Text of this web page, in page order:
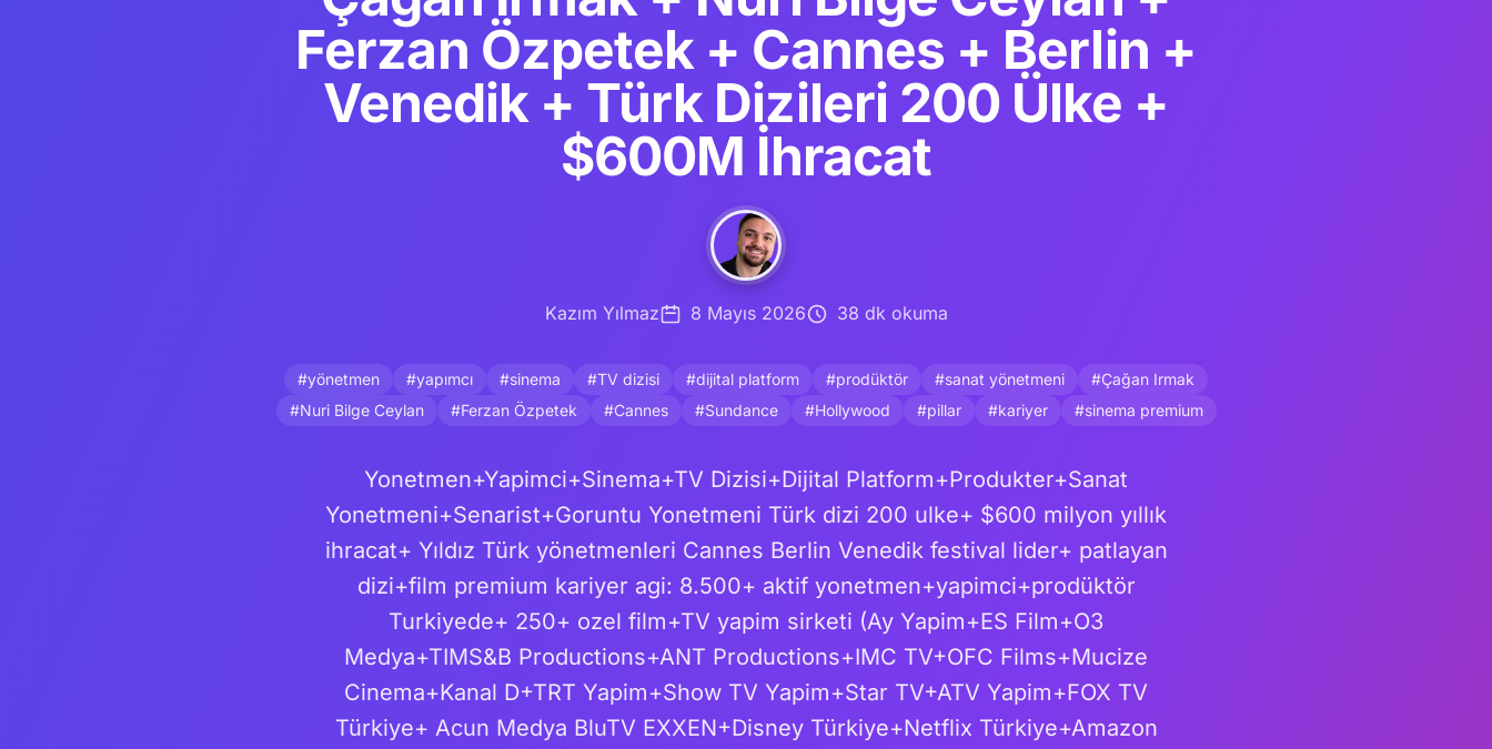
Ferzan Özpetek + Cannes + Berlin +
Venedik + Türk Dizileri 200 Ülke +
$600M İhracat
Kazım Yılmaz 8 Mayıs 2026 38 dk okuma
#yönetmen #yapımcı #sinema #TV dizisi #dijital platform #prodüktör #sanat yönetmeni
#Çağan Irmak
#Nuri Bilge Ceylan
#Ferzan Özpetek #Cannes #Sundance #Hollywood #pillar #kariyer #sinema premium
Yonetmen+Yapimci+Sinema+TV Dizisi+Dijital Platform+Produkter+Sanat
Yonetmeni+Senarist+Goruntu Yonetmeni Türk dizi 200 ulke+ $600 milyon yıllık
ihracat+ Yıldız Türk yönetmenleri Cannes Berlin Venedik festival lider+ patlayan
dizi+film premium kariyer agi: 8.500+ aktif yonetmen+yapimci+prodüktör
Turkiyede+ 250+ ozel film+TV yapim sirketi (Ay Yapim+ES Film+O3
Medya+TIMS&B Productions+ANT Productions+IMC TV+OFC Films+Mucize
Cinema+Kanal D+TRT Yapim+Show TV Yapim+Star TV+ATV Yapim+FOX TV
Türkiye+ Acun Medya BluTV EXXEN+Disney Türkiye+Netflix Türkiye+Amazon